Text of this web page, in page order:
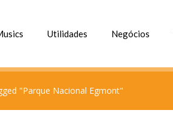
Utilidades Negócios
"Parque Nacional Egmont"